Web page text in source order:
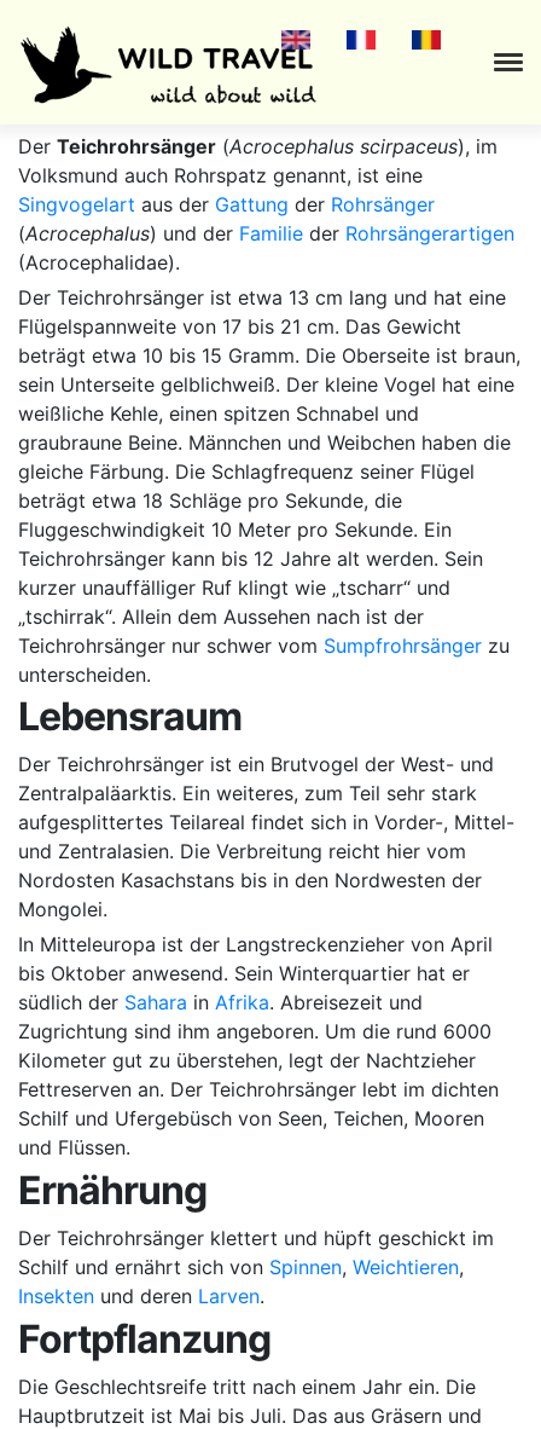
Der Teichrohrsänger (Acrocephalus scirpaceus), im
Volksmund auch Rohrspatz genannt, ist eine
Singvogelart aus der Gattung der Rohrsänger
(Acrocephalus) und der Familie der Rohrsängerartigen
(Acrocephalidae).
Der Teichrohrsänger ist etwa 13 cm lang und hat eine
Flügelspannweite von 17 bis 21 cm. Das Gewicht
beträgt etwa 10 bis 15 Gramm. Die Oberseite ist braun,
sein Unterseite gelblichweiß. Der kleine Vogel hat eine
weißliche Kehle, einen spitzen Schnabel und
graubraune Beine. Männchen und Weibchen haben die
gleiche Färbung. Die Schlagfrequenz seiner Flügel
beträgt etwa 18 Schläge pro Sekunde, die
Fluggeschwindigkeit 10 Meter pro Sekunde. Ein
Teichrohrsänger kann bis 12 Jahre alt werden. Sein
kurzer unauffälliger Ruf klingt wie „tscharr“ und
„tschirrak“. Allein dem Aussehen nach ist der
Teichrohrsänger nur schwer vom Sumpfrohrsänger zu
unterscheiden.
Lebensraum
Der Teichrohrsänger ist ein Brutvogel der West- und
Zentralpaläarktis. Ein weiteres, zum Teil sehr stark
aufgesplittertes Teilareal findet sich in Vorder-, Mittel-
und Zentralasien. Die Verbreitung reicht hier vom
Nordosten Kasachstans bis in den Nordwesten der
Mongolei.
In Mitteleuropa ist der Langstreckenzieher von April
bis Oktober anwesend. Sein Winterquartier hat er
südlich der Sahara in Afrika. Abreisezeit und
Zugrichtung sind ihm angeboren. Um die rund 6000
Kilometer gut zu überstehen, legt der Nachtzieher
Fettreserven an. Der Teichrohrsänger lebt im dichten
Schilf und Ufergebüsch von Seen, Teichen, Mooren
und Flüssen.
Ernährung
Der Teichrohrsänger klettert und hüpft geschickt im
Schilf und ernährt sich von Spinnen, Weichtieren,
Insekten und deren Larven.
Fortpflanzung
Die Geschlechtsreife tritt nach einem Jahr ein. Die
Hauptbrutzeit ist Mai bis Juli. Das aus Gräsern und